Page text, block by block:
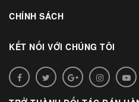
CHÍNH SÁCH
KẾT NỐI VỚI CHÚNG TÔI